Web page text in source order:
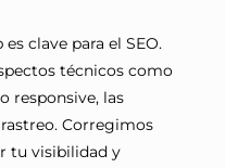
clave para el SEO.
técnicos como
responsive, las
Corregimos
tu visibilidad y